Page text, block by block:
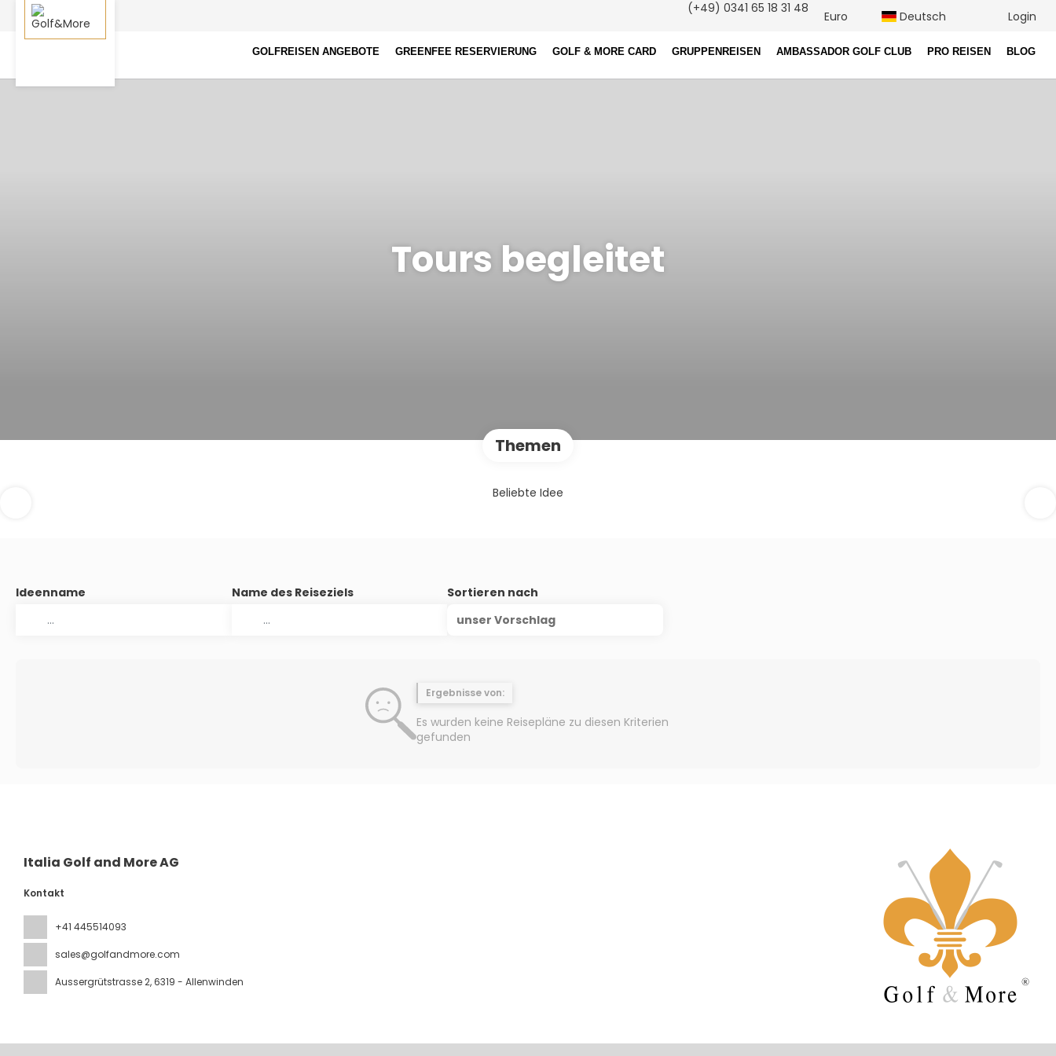
GOLFREISEN ANGEBOTE GREENFEE RESERVIERUNG GOLF & MORE CARD GRUPPENREISEN AMBASSADOR GOLF CLUB PRO REISEN BLOG
(+49) 0341 65 18 31 48
Euro Deutsch Login
Tours begleitet
Themen
Beliebte Idee
Ideenname Name des Reiseziels
Sortieren nach
unser Vorschlag
Ergebnisse von:
Es wurden keine Reisepläne zu diesen Kriterien
gefunden
Italia Golf and More AG
Kontakt
+41 445514093
sales@golfandmore.com
Aussergrütstrasse 2, 6319 - Allenwinden